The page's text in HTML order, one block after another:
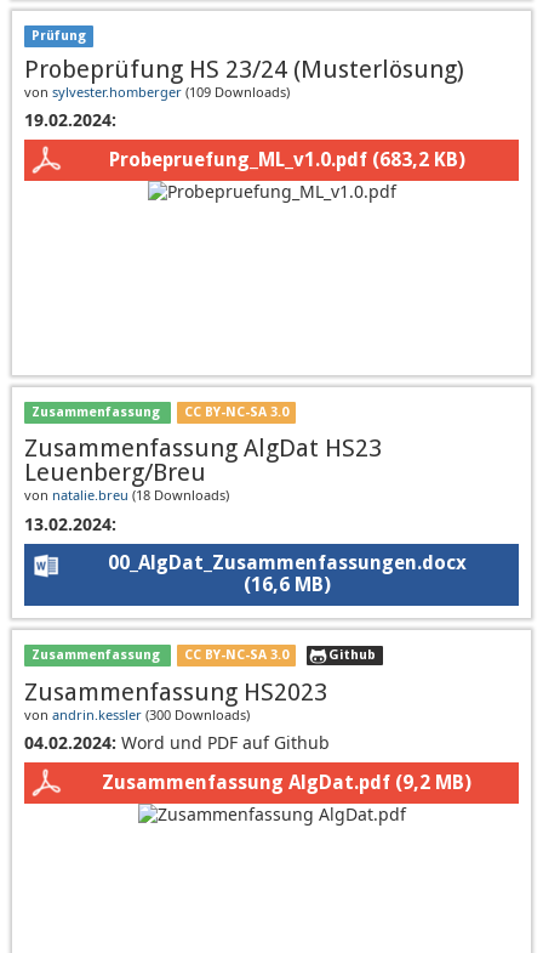
Prüfung
Probeprüfung HS 23/24 (Musterlösung)
von sylvester.homberger (109 Downloads)
19.02.2024:
Probepruefung_ML_v1.0.pdf (683,2 KB)
Zusammenfassung CC BY-NC-SA 3.0
Zusammenfassung AlgDat HS23
Leuenberg/Breu
von natalie.breu (18 Downloads)
13.02.2024:
00_AlgDat_Zusammenfassungen.docx
(16,6 MB)
Zusammenfassung CC BY-NC-SA 3.0 Github
Zusammenfassung HS2023
von andrin.kessler (300 Downloads)
04.02.2024: Word und PDF auf Github
Zusammenfassung AlgDat.pdf (9,2 MB)